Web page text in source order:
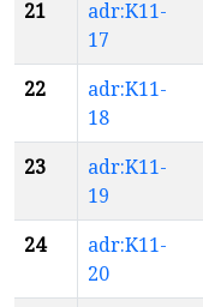
21
adr:K11-
17
22
adr:K11-
18
23
adr:K11-
19
24
adr:K11-
20